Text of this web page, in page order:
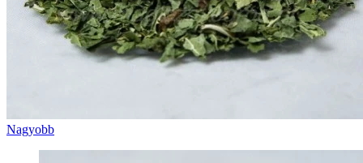
Nagyobb